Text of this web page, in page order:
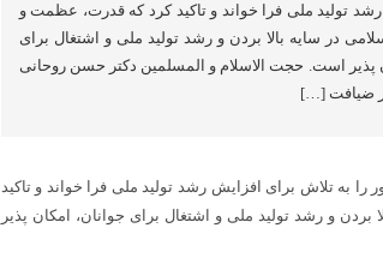
تولید ملی فرا خواند و تاکید کرد که قدرت، عظمت و
در سایه بالا بردن و رشد تولید ملی و اشتغال برای
پذیر است. حجت الاسلام و المسلمین دکتر حسن روحانی
ضیافت […]
به تلاش برای افزایش رشد تولید ملی فرا خواند و تاکید
و رشد تولید ملی و اشتغال برای جوانان، امکان پذیر